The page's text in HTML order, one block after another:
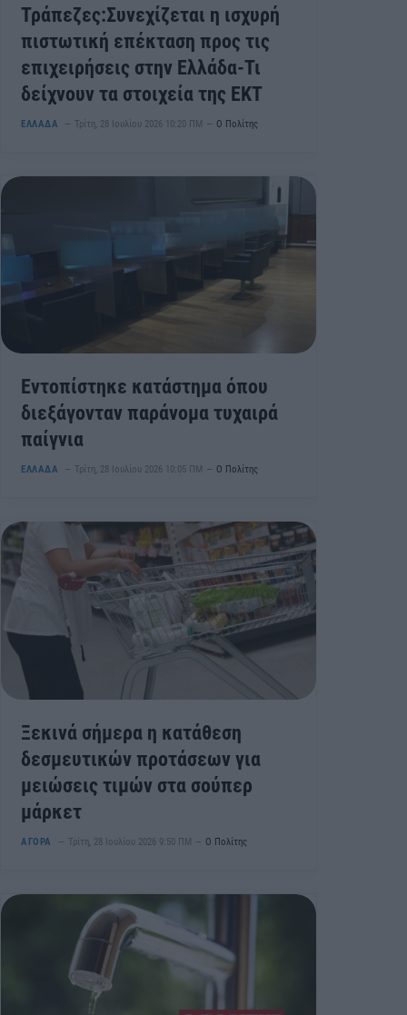
Τράπεζες:Συνεχίζεται η ισχυρή
πιστωτική επέκταση προς τις
επιχειρήσεις στην Ελλάδα-Τι
δείχνουν τα στοιχεία της ΕΚΤ
ΕΛΛΑΔΑ Τρίτη, 28 Ιουλίου 2026 10:20 ΠΜ Ο Πολίτης
Εντοπίστηκε κατάστημα όπου
διεξάγονταν παράνομα τυχαιρά
παίγνια
ΕΛΛΑΔΑ Τρίτη, 28 Ιουλίου 2026 10:05 ΠΜ Ο Πολίτης
Ξεκινά σήμερα η κατάθεση
δεσμευτικών προτάσεων για
μειώσεις τιμών στα σούπερ
μάρκετ
ΑΓΟΡΑ Τρίτη, 28 Ιουλίου 2026 9:50 ΠΜ Ο Πολίτης